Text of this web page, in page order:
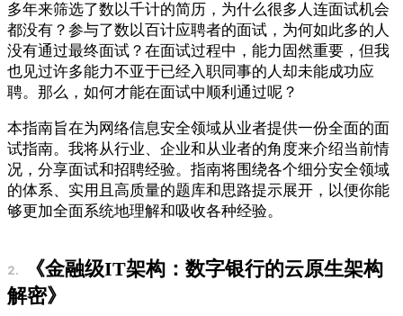
多年来筛选了数以千计的简历，为什么很多人连面试机会
都没有？参与了数以百计应聘者的面试，为何如此多的人
没有通过最终面试？在面试过程中，能力固然重要，但我
也见过许多能力不亚于已经入职同事的人却未能成功应
聘。那么，如何才能在面试中顺利通过呢？
本指南旨在为网络信息安全领域从业者提供一份全面的面
试指南。我将从行业、企业和从业者的角度来介绍当前情
况，分享面试和招聘经验。指南将围绕各个细分安全领域
的体系、实用且高质量的题库和思路提示展开，以便你能
够更加全面系统地理解和吸收各种经验。
《金融级IT架构：数字银行的云原生架构
解密》